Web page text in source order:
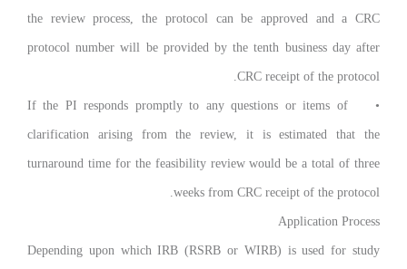
the review process, the protocol can be approved and a CRC
protocol number will be provided by the tenth business day after
CRC receipt of the protocol.
•
If the PI responds promptly to any questions or items of
clarification arising from the review, it is estimated that the
turnaround time for the feasibility review would be a total of three
weeks from CRC receipt of the protocol.
Application Process
Depending upon which IRB (RSRB or WIRB) is used for study